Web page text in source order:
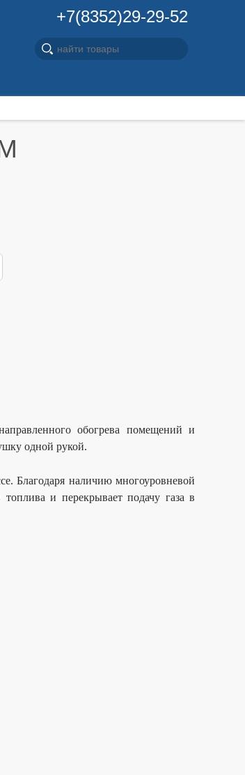
+7(8352)29-29-52
обогрева помещений и
одной рукой.
Благодаря наличию многоуровневой
и перекрывает подачу газа в